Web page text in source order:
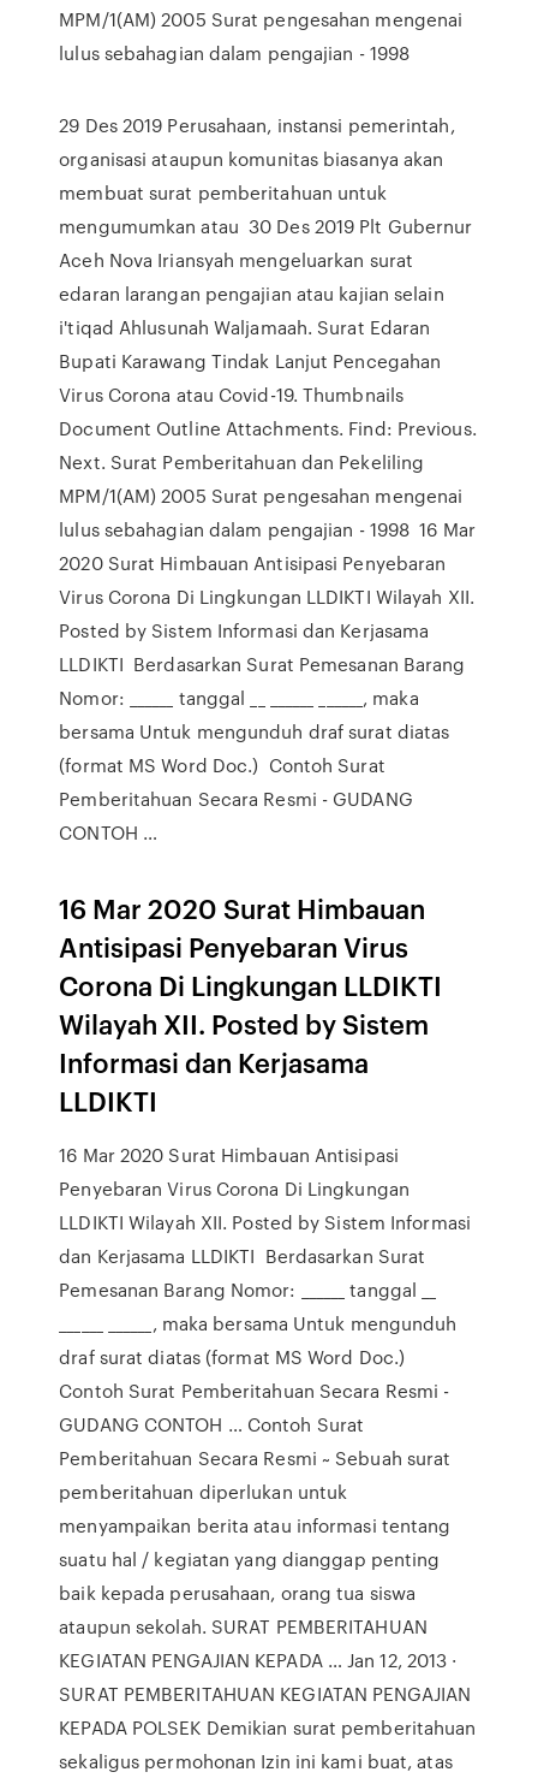
MPM/1(AM) 2005 Surat pengesahan mengenai
lulus sebahagian dalam pengajian - 1998
29 Des 2019 Perusahaan, instansi pemerintah,
organisasi ataupun komunitas biasanya akan
membuat surat pemberitahuan untuk
mengumumkan atau 30 Des 2019 Plt Gubernur
Aceh Nova Iriansyah mengeluarkan surat
edaran larangan pengajian atau kajian selain
i'tiqad Ahlusunah Waljamaah. Surat Edaran
Bupati Karawang Tindak Lanjut Pencegahan
Virus Corona atau Covid-19. Thumbnails
Document Outline Attachments. Find: Previous.
Next. Surat Pemberitahuan dan Pekeliling
MPM/1(AM) 2005 Surat pengesahan mengenai
lulus sebahagian dalam pengajian - 1998 16 Mar
2020 Surat Himbauan Antisipasi Penyebaran
Virus Corona Di Lingkungan LLDIKTI Wilayah XII.
Posted by Sistem Informasi dan Kerjasama
LLDIKTI Berdasarkan Surat Pemesanan Barang
Nomor: ______ tanggal __ ______ ______, maka
bersama Untuk mengunduh draf surat diatas
(format MS Word Doc.) Contoh Surat
Pemberitahuan Secara Resmi - GUDANG
CONTOH …
16 Mar 2020 Surat Himbauan
Antisipasi Penyebaran Virus
Corona Di Lingkungan LLDIKTI
Wilayah XII. Posted by Sistem
Informasi dan Kerjasama
LLDIKTI
16 Mar 2020 Surat Himbauan Antisipasi
Penyebaran Virus Corona Di Lingkungan
LLDIKTI Wilayah XII. Posted by Sistem Informasi
dan Kerjasama LLDIKTI Berdasarkan Surat
Pemesanan Barang Nomor: ______ tanggal __
______ ______, maka bersama Untuk mengunduh
draf surat diatas (format MS Word Doc.)
Contoh Surat Pemberitahuan Secara Resmi -
GUDANG CONTOH … Contoh Surat
Pemberitahuan Secara Resmi ~ Sebuah surat
pemberitahuan diperlukan untuk
menyampaikan berita atau informasi tentang
suatu hal / kegiatan yang dianggap penting
baik kepada perusahaan, orang tua siswa
ataupun sekolah. SURAT PEMBERITAHUAN
KEGIATAN PENGAJIAN KEPADA … Jan 12, 2013 ·
SURAT PEMBERITAHUAN KEGIATAN PENGAJIAN
KEPADA POLSEK Demikian surat pemberitahuan
sekaligus permohonan Izin ini kami buat, atas